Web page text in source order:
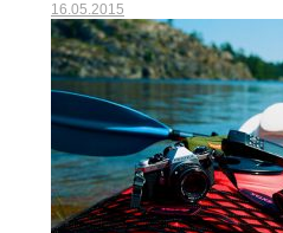
16.05.2015